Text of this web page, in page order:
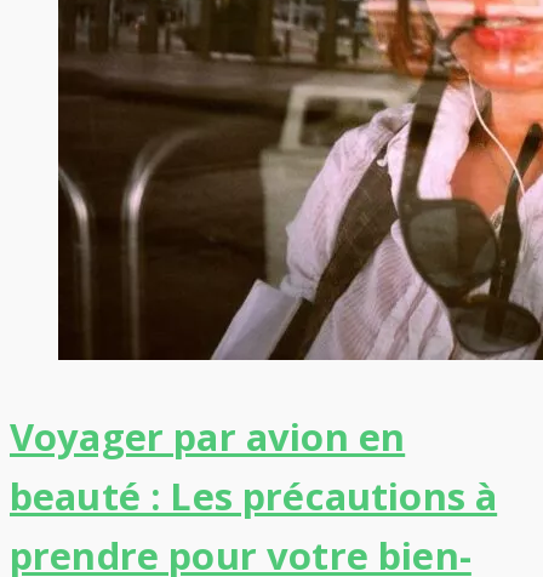
Voyager par avion en
beauté : Les précautions à
prendre pour votre bien-